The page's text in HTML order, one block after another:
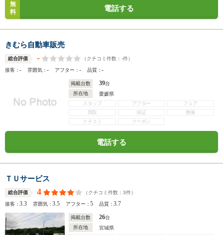
無
料
電話する
きむら自動車販売
総合評価 - （クチコミ件数： -件）
接客：- 雰囲気：- アフター：- 品質：-
掲載台数 39台
所在地
愛媛県
スタッフ
アフター
フェア
買取
保証
整備
クチコミ
クーポン
電話する
ＴＵサービス
総合評価 4 （クチコミ件数： 3件）
接客：3.3 雰囲気：3.5 アフター：5 品質：3.7
掲載台数 26台
所在地
宮城県